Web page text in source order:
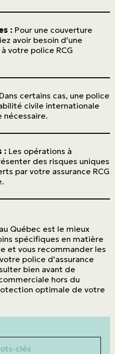
: Pour une couverture
avoir besoin d'une
votre police RCG
Dans certains cas, une police
civile internationale
nécessaire.
: Les opérations à
des risques uniques
par votre assurance RCG
Québec est le mieux
spécifiques en matière
et vous recommander les
police d'assurance
bien avant de
hors du
optimale de votre